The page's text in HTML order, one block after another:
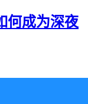
何成为深夜